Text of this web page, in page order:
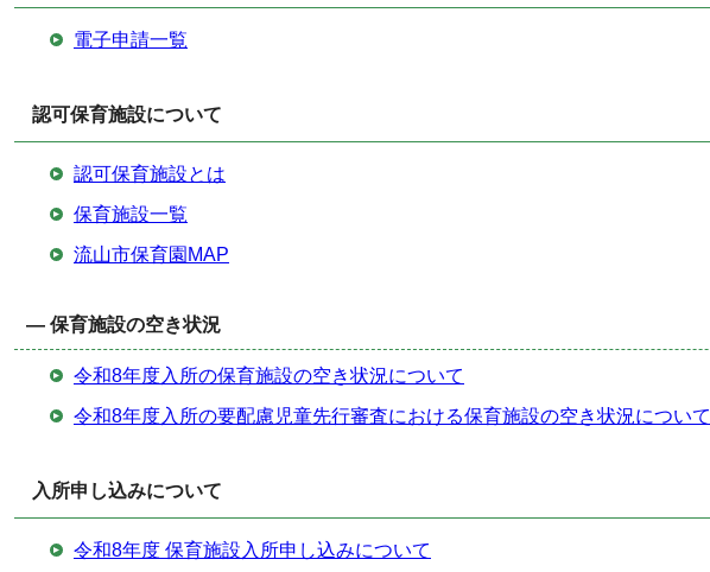
電子申請一覧
認可保育施設について
認可保育施設とは
保育施設一覧
流山市保育園MAP
— 保育施設の空き状況
令和8年度入所の保育施設の空き状況について
令和8年度入所の要配慮児童先行審査における保育施設の空き状況について
入所申し込みについて
令和8年度 保育施設入所申し込みについて